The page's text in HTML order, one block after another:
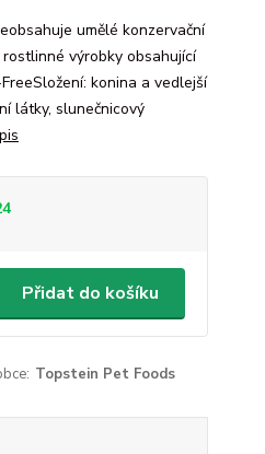
umělé konzervační
výrobky obsahující
konina a vedlejší
látky, slunečnicový
Přidat do košíku
Topstein Pet Foods